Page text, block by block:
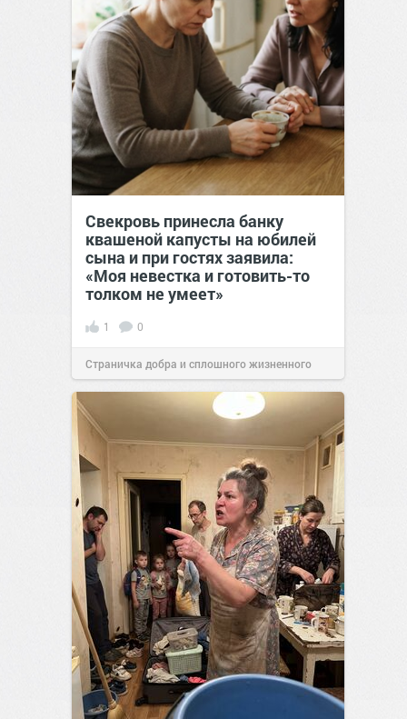
Свекровь принесла банку
квашеной капусты на юбилей
сына и при гостях заявила:
«Моя невестка и готовить-то
толком не умеет»
1 0
Страничка добра и сплошного жизненного
позитива!00:2807 авг 2026